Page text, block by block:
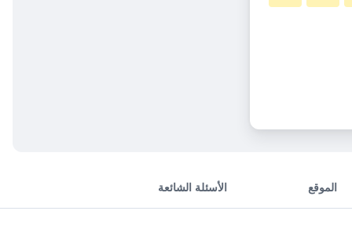
الموقع الأسئلة الشائعة